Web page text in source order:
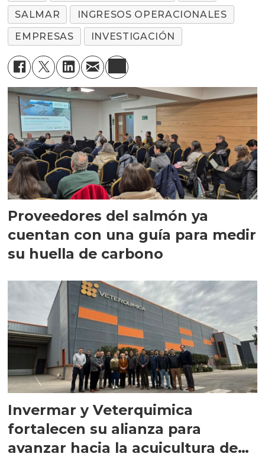
SALMAR
INGRESOS OPERACIONALES
EMPRESAS
INVESTIGACIÓN
Proveedores del salmón ya
cuentan con una guía para medir
su huella de carbono
Invermar y Veterquimica
fortalecen su alianza para
avanzar hacia la acuicultura de